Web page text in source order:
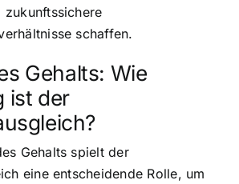
zukunftssichere
schaffen.
Gehalts: Wie
ist der
Gehalts spielt der
eine entscheidende Rolle, um